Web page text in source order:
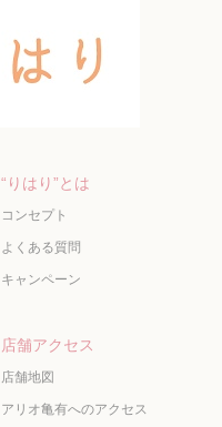
“りはり”とは
コンセプト
よくある質問
キャンペーン
店舗アクセス
店舗地図
アリオ亀有へのアクセス